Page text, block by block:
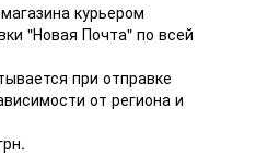
курьером
"Новая Почта" по всей
при отправке
от региона и